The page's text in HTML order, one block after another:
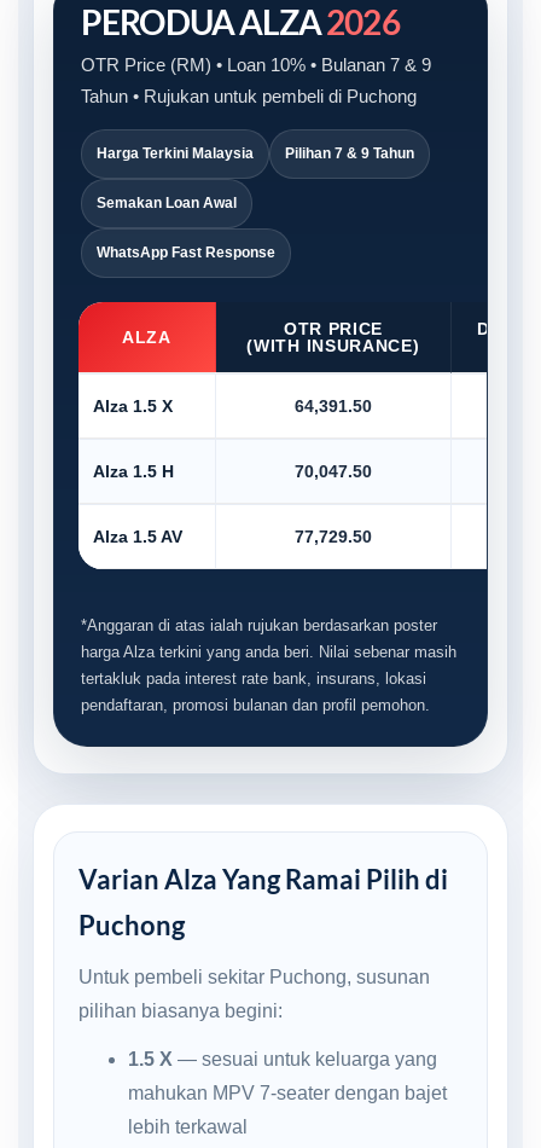
PERODUA ALZA2026
OTR Price (RM) • Loan 10% • Bulanan 7 & 9
Tahun • Rujukan untuk pembeli di Puchong
Harga Terkini Malaysia Pilihan 7 & 9 Tahun
Semakan Loan Awal
WhatsApp Fast Response
ALZA
OTR PRICE
(WITH INSURANCE)
D/
Alza 1.5 X 64,391.50
Alza 1.5 H 70,047.50
Alza 1.5 AV 77,729.50
*Anggaran di atas ialah rujukan berdasarkan poster
harga Alza terkini yang anda beri. Nilai sebenar masih
tertakluk pada interest rate bank, insurans, lokasi
pendaftaran, promosi bulanan dan profil pemohon.
Varian Alza Yang Ramai Pilih di
Puchong
Untuk pembeli sekitar Puchong, susunan
pilihan biasanya begini:
1.5 X — sesuai untuk keluarga yang
mahukan MPV 7-seater dengan bajet
lebih terkawal